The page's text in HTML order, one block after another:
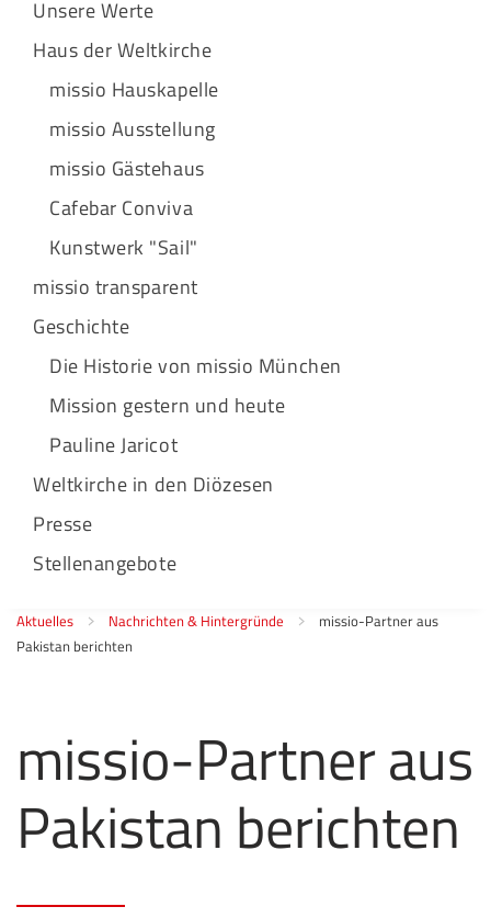
Unsere Werte
Haus der Weltkirche
missio Hauskapelle
missio Ausstellung
missio Gästehaus
Cafebar Conviva
Kunstwerk "Sail"
missio transparent
Geschichte
Die Historie von missio München
Mission gestern und heute
Pauline Jaricot
Weltkirche in den Diözesen
Presse
Stellenangebote
Aktuelles Nachrichten & Hintergründe
missio-Partner aus
Pakistan berichten
missio-Partner aus
Pakistan berichten